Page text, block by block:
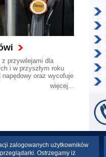
przywilejami dla
i w przyszłym roku
oraz wycofuje
samochodów z tego
więcej...
zalogowanych użytkowników
Ostrzegamy iż